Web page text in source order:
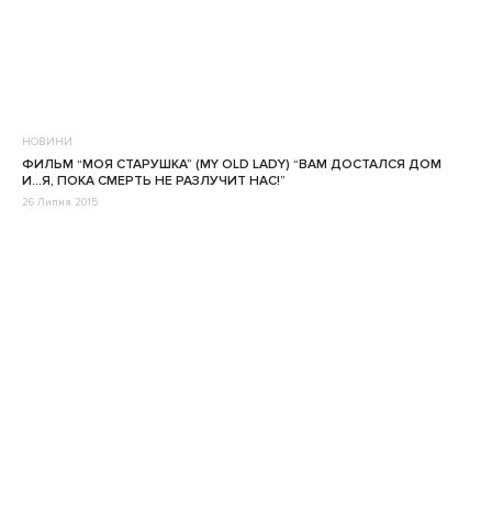
НОВИНИ
ФИЛЬМ “МОЯ СТАРУШКА” (MY OLD LADY) “ВАМ ДОСТАЛСЯ ДОМ
И…Я, ПОКА СМЕРТЬ НЕ РАЗЛУЧИТ НАС!”
26 Липня 2015